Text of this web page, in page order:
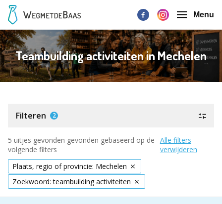
Menu
Teambuilding activiteiten in Mechelen
Filteren 2
5 uitjes gevonden gevonden gebaseerd op de
volgende filters
Alle filters
verwijderen
Plaats, regio of provincie: Mechelen
Zoekwoord: teambuilding activiteiten